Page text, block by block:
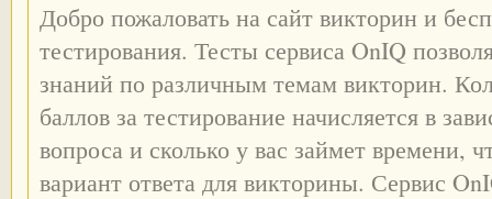
Добро пожаловать на сайт викторин и
тестирования. Тесты сервиса OnIQ
знаний по различным темам викторин.
баллов за тестирование начисляется в
вопроса и сколько у вас займет времени,
вариант ответа для викторины. Сервис